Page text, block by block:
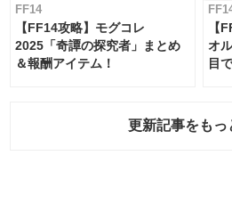
FF14
【FF14攻略】モグコレ
2025「奇譚の探究者」まとめ
＆報酬アイテム！
【
オ
目
更新記事をもっ